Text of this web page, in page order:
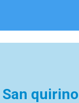
San quirino